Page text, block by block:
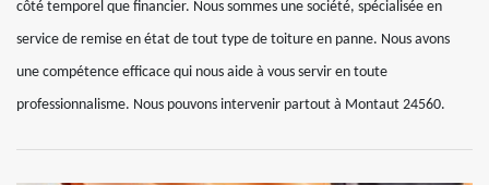
côté temporel que financier. Nous sommes une société, spécialisée en
service de remise en état de tout type de toiture en panne. Nous avons
une compétence efficace qui nous aide à vous servir en toute
professionnalisme. Nous pouvons intervenir partout à Montaut 24560.